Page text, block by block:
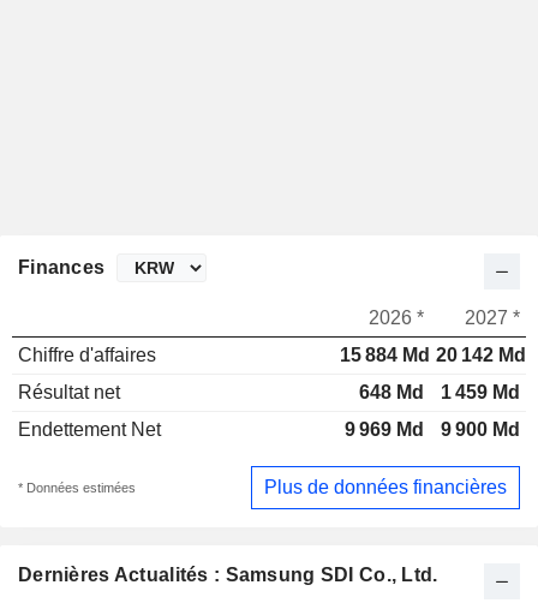
Dernières Actualités : Samsung SDI Co., Ltd.
Finances
2026 *
2027 *
Chiffre d'affaires
15 884 Md 20 142 Md
Résultat net
648 Md
1 459 Md
Endettement Net
9 969 Md 9 900 Md
* Données estimées Plus de données financières